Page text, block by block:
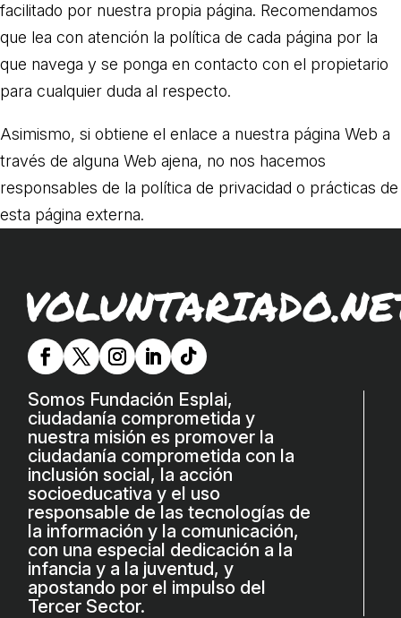
facilitado por nuestra propia página. Recomendamos
que lea con atención la política de cada página por la
que navega y se ponga en contacto con el propietario
para cualquier duda al respecto.
Asimismo, si obtiene el enlace a nuestra página Web a
través de alguna Web ajena, no nos hacemos
responsables de la política de privacidad o prácticas de
esta página externa.
Somos Fundación Esplai,
ciudadanía comprometida y
nuestra misión es promover la
ciudadanía comprometida con la
inclusión social, la acción
socioeducativa y el uso
responsable de las tecnologías de
la información y la comunicación,
con una especial dedicación a la
infancia y a la juventud, y
apostando por el impulso del
Tercer Sector.